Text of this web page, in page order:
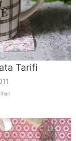
Tarifi